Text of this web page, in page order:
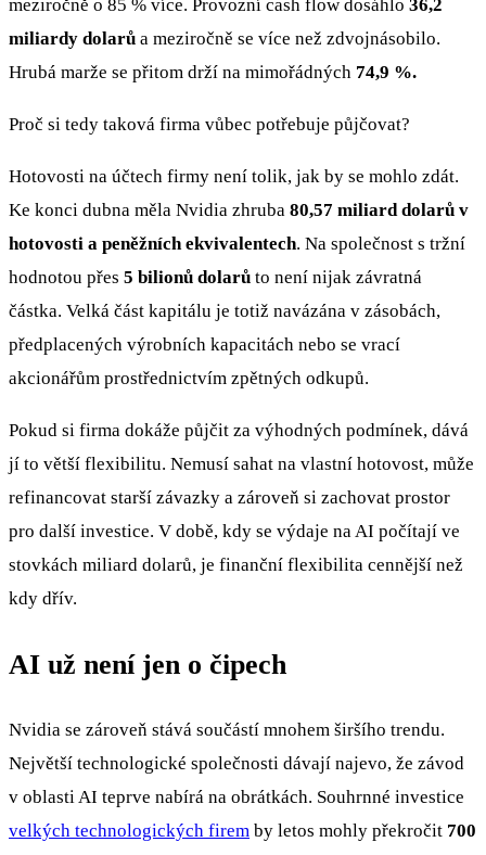
meziročně o 85 % více. Provozní cash flow dosáhlo 36,2
miliardy dolarů a meziročně se více než zdvojnásobilo.
Hrubá marže se přitom drží na mimořádných 74,9 %.
Proč si tedy taková firma vůbec potřebuje půjčovat?
Hotovosti na účtech firmy není tolik, jak by se mohlo zdát.
Ke konci dubna měla Nvidia zhruba 80,57 miliard dolarů v
hotovosti a peněžních ekvivalentech. Na společnost s tržní
hodnotou přes 5 bilionů dolarů to není nijak závratná
částka. Velká část kapitálu je totiž navázána v zásobách,
předplacených výrobních kapacitách nebo se vrací
akcionářům prostřednictvím zpětných odkupů.
Pokud si firma dokáže půjčit za výhodných podmínek, dává
jí to větší flexibilitu. Nemusí sahat na vlastní hotovost, může
refinancovat starší závazky a zároveň si zachovat prostor
pro další investice. V době, kdy se výdaje na AI počítají ve
stovkách miliard dolarů, je finanční flexibilita cennější než
kdy dřív.
AI už není jen o čipech
Nvidia se zároveň stává součástí mnohem širšího trendu.
Největší technologické společnosti dávají najevo, že závod
v oblasti AI teprve nabírá na obrátkách. Souhrnné investice
velkých technologických firem by letos mohly překročit 700